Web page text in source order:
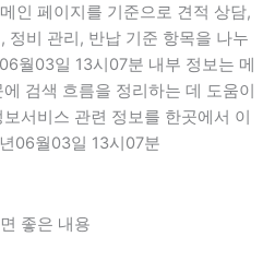
메인 페이지를 기준으로 견적 상담,
정비 관리, 반납 기준 항목을 나누
월03일 13시07분 내부 정보는 메
검색 흐름을 정리하는 데 도움이
서비스 관련 정보를 한곳에서 이
06월03일 13시07분
좋은 내용